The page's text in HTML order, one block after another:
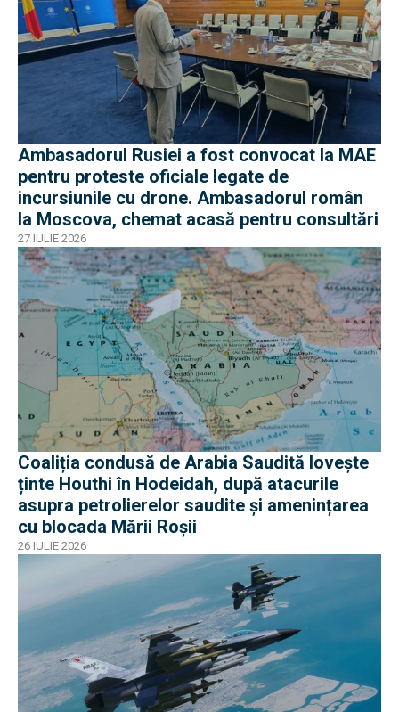
Ambasadorul Rusiei a fost convocat la MAE
pentru proteste oficiale legate de
incursiunile cu drone. Ambasadorul român
la Moscova, chemat acasă pentru consultări
27 IULIE 2026
Coaliția condusă de Arabia Saudită lovește
ținte Houthi în Hodeidah, după atacurile
asupra petrolierelor saudite și amenințarea
cu blocada Mării Roșii
26 IULIE 2026